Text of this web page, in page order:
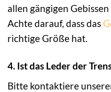
allen gängigen
Achte darauf, dass das
richtige Größe hat.
4. Ist das Leder der
Bitte kontaktiere